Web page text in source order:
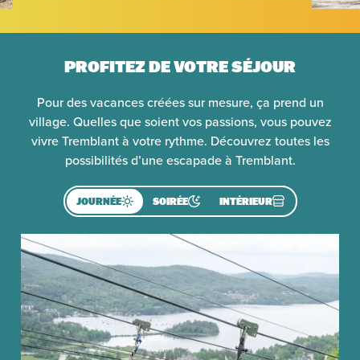
PROFITEZ DE VOTRE SÉJOUR
Pour des vacances créées sur mesure, ça prend un
village. Quelles que soient vos passions, vous pouvez
vivre Tremblant à votre rythme. Découvrez toutes les
possibilités d’une escapade à Tremblant.
JOURNÉE SOIRÉE INTÉRIEUR